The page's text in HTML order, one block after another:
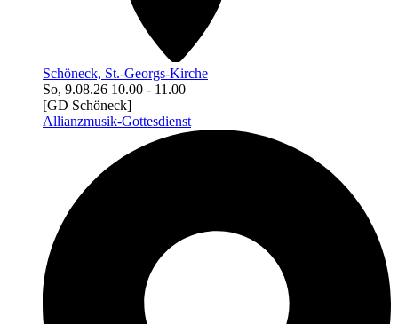
Schöneck, St.-Georgs-Kirche
So, 9.08.26 10.00 - 11.00
[GD Schöneck]
Allianzmusik-Gottesdienst